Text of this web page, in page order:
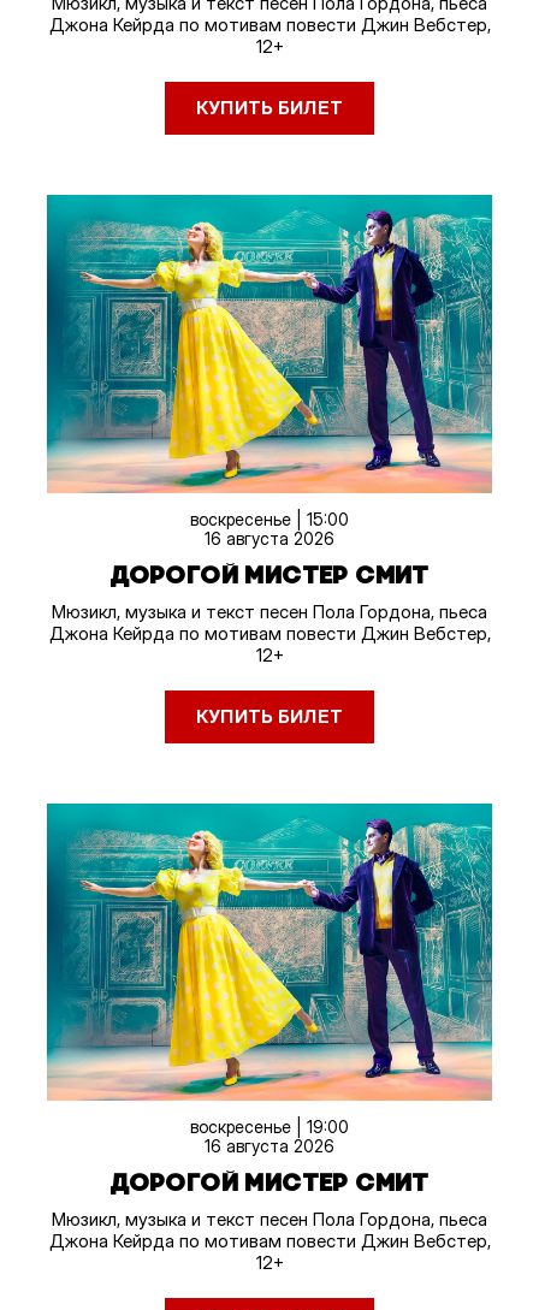
Джона Кейрда по мотивам повести Джин Вебстер,
12+
КУПИТЬ БИЛЕТ
воскресенье | 15:00
16 августа 2026
ДОРОГОЙ МИСТЕР СМИТ
Мюзикл, музыка и текст песен Пола Гордона, пьеса
Джона Кейрда по мотивам повести Джин Вебстер,
12+
КУПИТЬ БИЛЕТ
воскресенье | 19:00
16 августа 2026
ДОРОГОЙ МИСТЕР СМИТ
Мюзикл, музыка и текст песен Пола Гордона, пьеса
Джона Кейрда по мотивам повести Джин Вебстер,
12+